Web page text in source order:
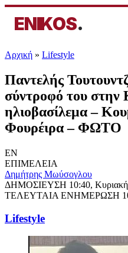
ENIKOS.
Αρχική » Lifestyle
Παντελής
σύντροφό του στην
ηλιοβασίλεμα –
Φουρέιρα – ΦΩΤΟ
EN
ΕΠΙΜΕΛΕΙΑ
Δημήτρης Μωύσογλου
ΔΗΜΟΣΙΕΥΣΗ 10:40,
ΤΕΛΕΥΤΑΙΑ ΕΝΗΜΕΡΩΣΗ
Lifestyle